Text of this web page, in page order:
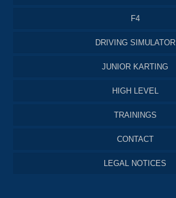
F4
DRIVING SIMULATOR
JUNIOR KARTING
HIGH LEVEL
TRAININGS
CONTACT
LEGAL NOTICES